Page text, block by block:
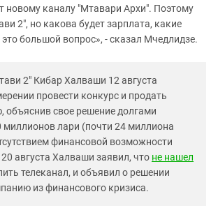
новому каналу "Мтавари Архи". Поэтому
2", но какова будет зарплата, какие
большой вопрос», - сказал Мчедлидзе.
2" Кибар Халваши 12 августа
провести конкурс и продать
объяснив свое решение долгами
миллионов лари (почти 24 миллиона
финансовой возможности
августа Халваши заявил, что не нашел
телеканал, и объявил о решении
из финансового кризиса.